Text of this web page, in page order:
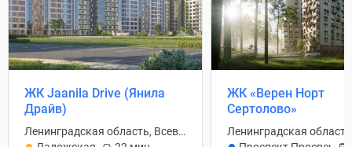
ЖК Jaanila Drive (Янила
Драйв)
Ленинградская область, Всеволожский район
ЖК «Верен Норт
Сертолово»